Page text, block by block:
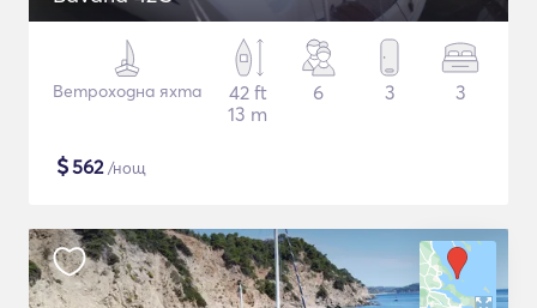
Ветроходна яхта
42 ft
13 m
6 3 3
$562/нощ